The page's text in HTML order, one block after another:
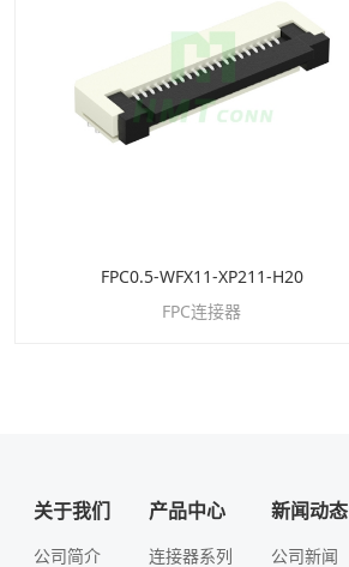
FPC0.5-WFX11-XP211-H20
FPC连接器
关于我们
公司简介
产品中心
连接器系列
新闻动态
公司新闻